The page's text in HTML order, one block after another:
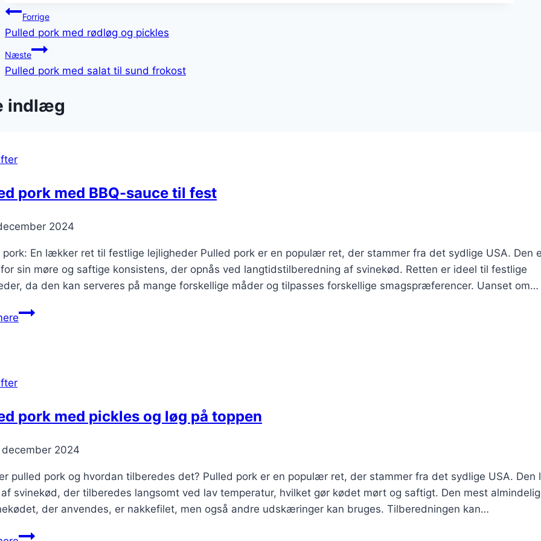
Indlægsnavigation
Forrige
Pulled pork med rødløg og pickles
Næste
Pulled pork med salat til sund frokost
indlæg
pork med BBQ-sauce til fest
2024
pork: En lækker ret til festlige lejligheder Pulled pork er en populær ret, der stammer fra det sydlige USA. Den
sin møre og saftige konsistens, der opnås ved langtidstilberedning af svinekød. Retten er ideel til festlige
da den kan serveres på mange forskellige måder og tilpasses forskellige smagspræferencer. Uanset om…
Pulled
pork med pickles og løg på toppen
2024
pulled pork og hvordan tilberedes det? Pulled pork er en populær ret, der stammer fra det sydlige USA. Den
svinekød, der tilberedes langsomt ved lav temperatur, hvilket gør kødet mørt og saftigt. Den mest
der anvendes, er nakkefilet, men også andre udskæringer kan bruges. Tilberedningen kan…
Pulled